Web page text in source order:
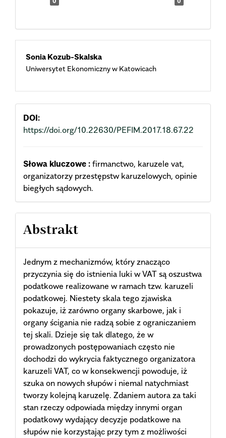
Main
Article
Content
Sonia Kozub-Skalska
Uniwersytet Ekonomiczny w Katowicach
DOI:
https://doi.org/10.22630/PEFIM.2017.18.67.22
Słowa kluczowe : firmanctwo, karuzele vat,
organizatorzy przestępstw karuzelowych, opinie
biegłych sądowych.
Abstrakt
Jednym z mechanizmów, który znacząco
przyczynia się do istnienia luki w VAT są oszustwa
podatkowe realizowane w ramach tzw. karuzeli
podatkowej. Niestety skala tego zjawiska
pokazuje, iż zarówno organy skarbowe, jak i
organy ścigania nie radzą sobie z ograniczaniem
tej skali. Dzieje się tak dlatego, że w
prowadzonych postępowaniach często nie
dochodzi do wykrycia faktycznego organizatora
karuzeli VAT, co w konsekwencji powoduje, iż
szuka on nowych słupów i niemal natychmiast
tworzy kolejną karuzelę. Zdaniem autora za taki
stan rzeczy odpowiada między innymi organ
podatkowy wydający decyzje podatkowe na
słupów nie korzystając przy tym z możliwości